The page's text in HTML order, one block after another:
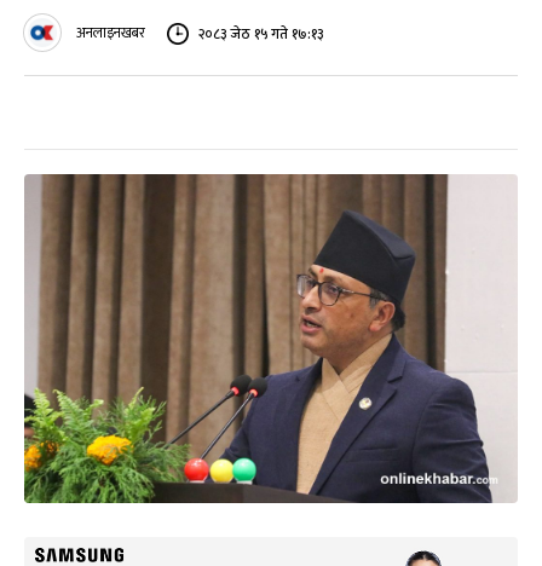
अनलाइनखबर २०८३ जेठ १५ गते १७:१३